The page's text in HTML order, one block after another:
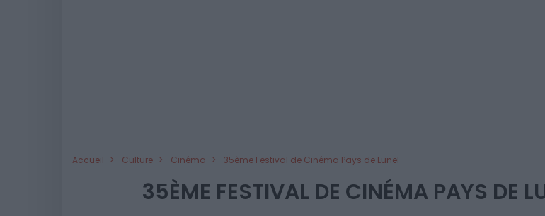
Accueil Culture Cinéma 35ème Festival de Cinéma Pays de Lunel
35ÈME FESTIVAL DE CINÉMA PAYS DE